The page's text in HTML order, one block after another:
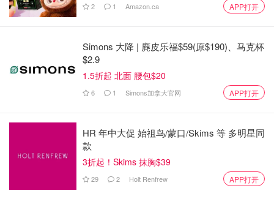
厨房配有进口意大利大理石、时尚橱柜和厨师用具，令人惊
叹。
2 1 Amazon.ca APP打开
Simons 大降 | 麂皮乐福$59(原$190)、马克杯
$2.9
1.5折起 北面 腰包$20
6 1 Simons加拿大官网 APP打开
HR 年中大促 始祖鸟/蒙口/Skims 等 多明星同
款
3折起！Skims 抹胸$39
29 2 Holt Renfrew APP打开